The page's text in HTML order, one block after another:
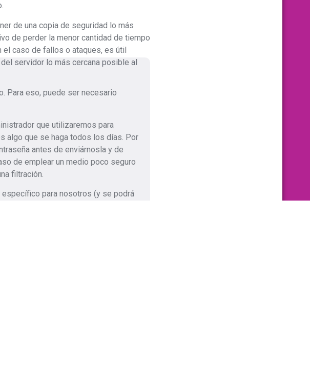
de una copia de seguridad lo más
de perder la menor cantidad de tiempo
el caso de fallos o ataques, es útil
servidor lo más cercana posible al
Para eso, puede ser necesario
que utilizaremos para
algo que se haga todos los días. Por
antes de enviárnosla y de
de emplear un medio poco seguro
filtración.
para nosotros (y se podrá